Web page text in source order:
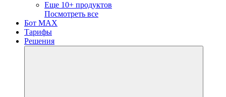
Еще 10+ продуктов
Посмотреть все
Бот MAX
Тарифы
Решения